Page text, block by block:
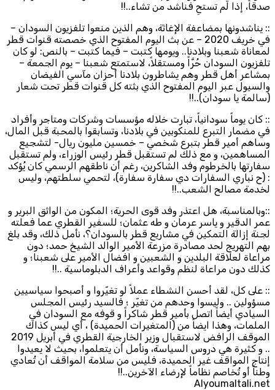
صدقاً، إذا لم تستحِ فناشد من تشاء..!!
:: يناشدونها بمضاعفة الإغاثة، وهم الذين منعوا تلفزيون السودان –
في خريف 2020 – عن بث اليوم المفتوح الذي خصصته قنوات قطر
لمعاناة شعبنا وبلادنا.. ويومها كتبت – فيما كتبت – بالنص: لو كان
تلفزيون السودان حُرَّاً ومستقلاً، لاستمتع شعبنا – يوم الجمعة –
بمشاعر أهل قطر وهم يشاطرون بلادنا أحزان مآسي الفيضان
والسيول عبر اليوم المفتوح الذي بثته كل قنوات قطر تحت شعار
(سالمة يا سودان)..!!
:: كان يوماً سودانياً، تبارت خلاله مؤسسات وشركات ومتاجر وأفراد
في مضمار التبرع للمنكوبين في بلادنا، وتسابقوا بالمحبة قبل المال،
وساهم أمير قطر بتبرع شخصي – خمسين مليون ريال- لتشجيع
المساهمين، و مع ذلك لم تستقبل قطر رئيس الوزراء، ولم تستقبل
سفارتها بالخرطوم وفد الشاكرين، رغم أن ناطقهم الرسمي كان يُؤكد
: (ح نباري السفارات دي سفارة سفارة)، لتحمي سلطتهم، وليس
لخدمة مصالح الشعب..!!
::وبالمناسبة، هل اعتذر وفد قوى الحرية؛ المكون من الواثق البرير و
عمر الدقير و ياسر عرمان و طه عثمان؛ للسفير القطري عما فعلته
لجنة إزالة التمكين في مشاريع قطر بالسودان؟، نأمل ذلك، وقد بلغ
بهم التهريج لحد مصادرة مزرعة الأمير الوالد الشيخ حمد؛ دون
مراعاة لعلاقة البلدين و الشعبين و افضال الأمير على شعبنا؛ و
كذلك دون مراعاة لنظم وقواعد وأعراف الدبلوماسية ..!!
:: على كل، لقد أحسن النشطاء عملاً لو تغيّروا و أصبحوا سياسيين
مسؤولين .. وليسوا وحدهم من تغيّر ؛ فالسيد رئيس المجلس
السيادي أيضاً اتصل بأمير قطر شاكراً و قوفه مع السودان في
الملمات، وهذا ايضاً من (المتغيرات الحميدة) ، أي ليس كذاك
الموقف الرافض لاستقبال وزير الخارجية القطري في أبريل 2019
.. و كثيرة هي دروس السياسة، ونأمل أن يتعلموا، بحيث لا يعيدوا
إنتاج المواقف غير الحميدة، فليس من سلامة المواقف أن تُعادي
وطناً أو تُخاصم نظاماً لإرضاء الآخرين..!!
Alyoumaltali.net